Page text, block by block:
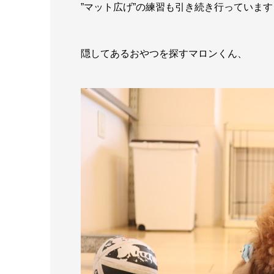
”マット広げ”の練習も引き続き行っていま
隠してあるおやつを探すマロンくん、